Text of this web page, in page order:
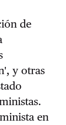
de
y otras
en